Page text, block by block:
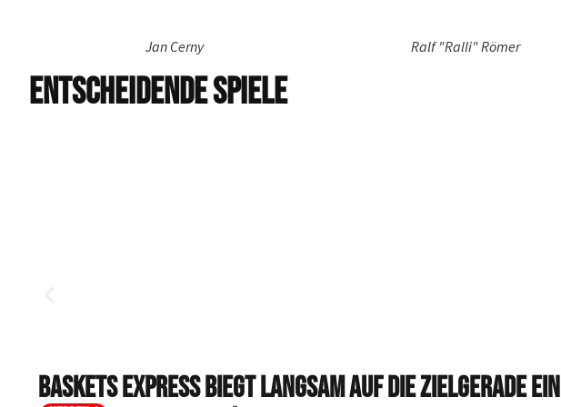
Jan Cerny Ralf "Ralli" Römer
ENTSCHEIDENDE SPIELE
BASKETS EXPRESS BIEGT LANGSAM AUF DIE ZIELGERADE EIN